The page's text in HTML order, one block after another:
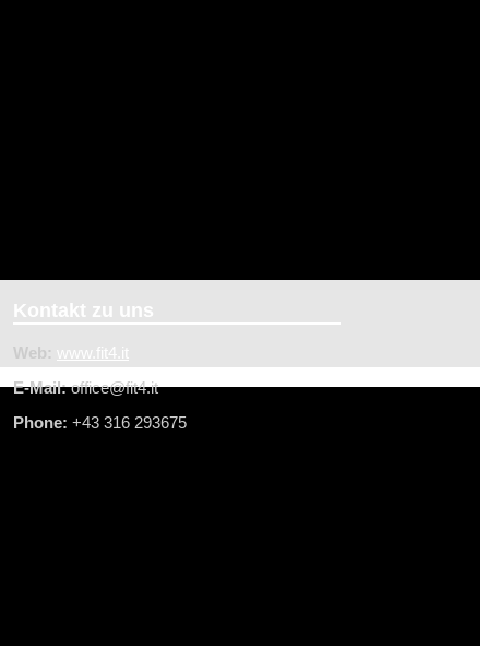
Kontakt zu uns
Web: www.fit4.it
E-Mail:office@fit4.it
Phone: +43 316 293675